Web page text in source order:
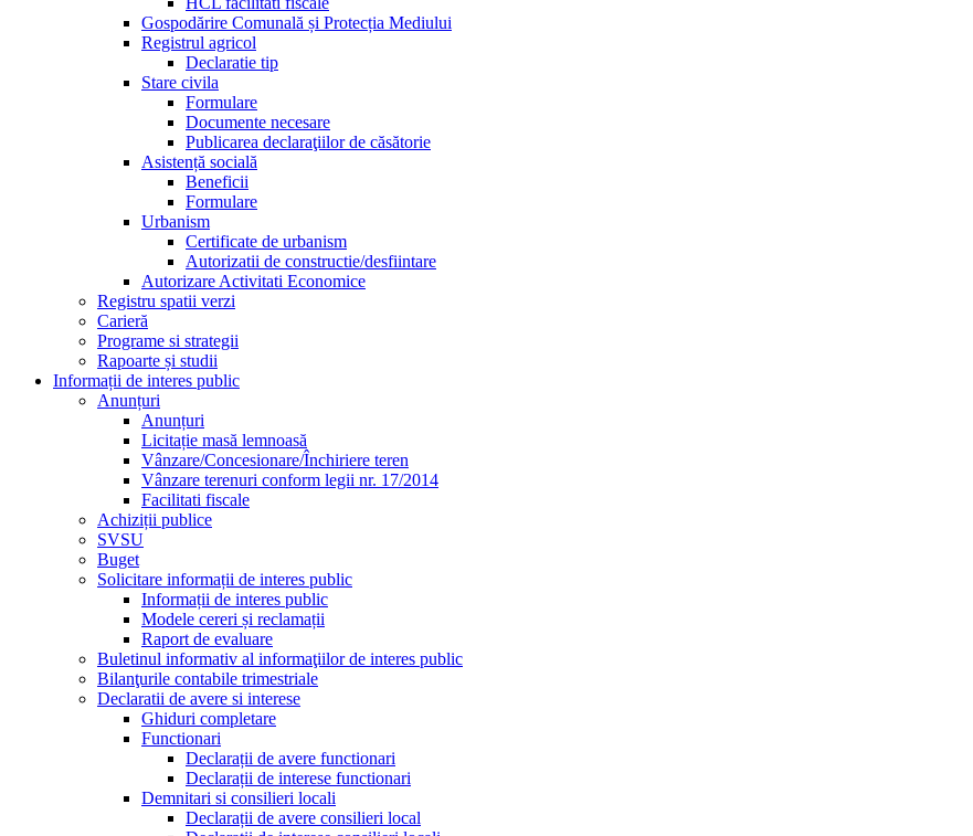
Gospodărire Comunală și Protecția Mediului
Registrul agricol
Declaratie tip
Stare civila
Formulare
Documente necesare
Publicarea declaraţiilor de căsătorie
Asistență socială
Beneficii
Formulare
Urbanism
Certificate de urbanism
Autorizatii de constructie/desfiintare
Autorizare Activitati Economice
Registru spatii verzi
Carieră
Programe si strategii
Rapoarte și studii
Informații de interes public
Anunțuri
Anunțuri
Licitație masă lemnoasă
Vânzare/Concesionare/Închiriere teren
Vânzare terenuri conform legii nr. 17/2014
Facilitati fiscale
Achiziții publice
SVSU
Buget
Solicitare informații de interes public
Informații de interes public
Modele cereri și reclamații
Raport de evaluare
Buletinul informativ al informaţiilor de interes public
Bilanţurile contabile trimestriale
Declaratii de avere si interese
Ghiduri completare
Functionari
Declarații de avere functionari
Declarații de interese functionari
Demnitari si consilieri locali
Declarații de avere consilieri local